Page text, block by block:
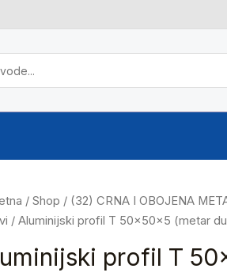
/ Shop / (32) CRNA I OBOJENA
/ Aluminijski profil T 50x50x5 (metar
profil T